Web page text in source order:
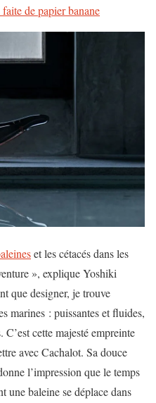
de papier banane
et les cétacés dans les
», explique Yoshiki
que designer, je trouve
marines : puissantes et fluides,
C’est cette majesté empreinte
avec Cachalot. Sa douce
l’impression que le temps
une baleine se déplace dans